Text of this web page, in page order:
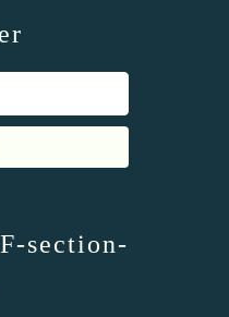
section-